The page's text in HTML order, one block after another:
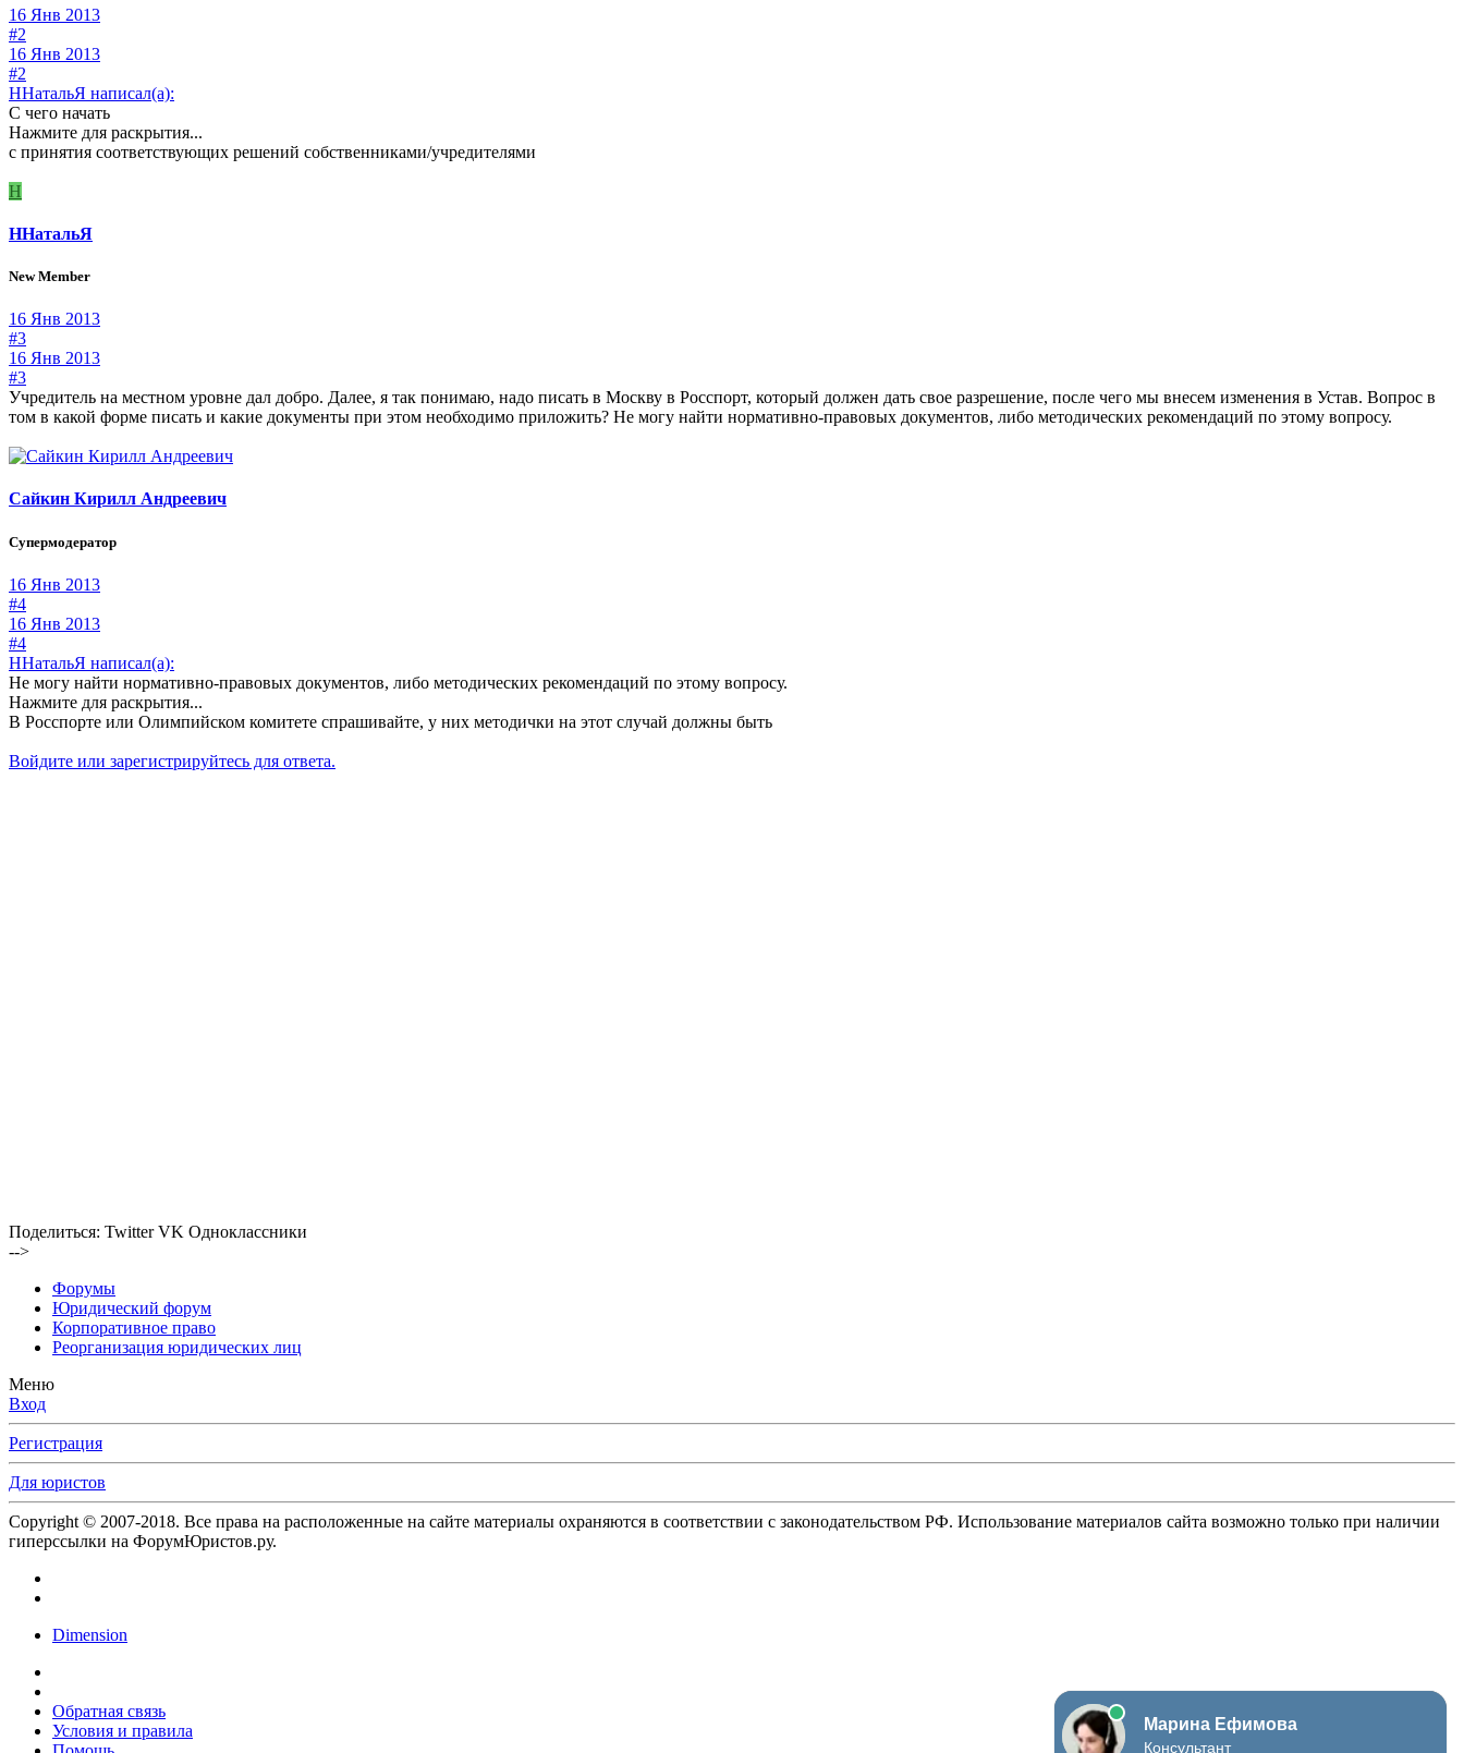
16 Янв 2013
#2
16 Янв 2013
#2
ННатальЯ написал(а):
С чего начать
Нажмите для раскрытия...
с принятия соответствующих решений собственниками/учредителями
Н
ННатальЯ
New Member
16 Янв 2013
#3
16 Янв 2013
#3
Учредитель на местном уровне дал добро. Далее, я так понимаю, надо писать в Москву в Росспорт, который должен дать свое разрешение, после чего мы внесем изменения в Устав. Вопрос в
том в какой форме писать и какие документы при этом необходимо приложить? Не могу найти нормативно-правовых документов, либо методических рекомендаций по этому вопросу.
Сайкин Кирилл Андреевич
Супермодератор
16 Янв 2013
#4
16 Янв 2013
#4
ННатальЯ написал(а):
Не могу найти нормативно-правовых документов, либо методических рекомендаций по этому вопросу.
Нажмите для раскрытия...
В Росспорте или Олимпийском комитете спрашивайте, у них методички на этот случай должны быть
Войдите или зарегистрируйтесь для ответа.
Поделиться: Twitter VK Одноклассники
-->
Форумы
Юридический форум
Корпоративное право
Реорганизация юридических лиц
Меню
Вход
Регистрация
Для юристов
Copyright © 2007-2018. Все права на расположенные на сайте материалы охраняются в соответствии с законодательством РФ. Использование материалов сайта возможно только при наличии
гиперссылки на ФорумЮристов.ру.
Dimension
Обратная связь
Условия и правила